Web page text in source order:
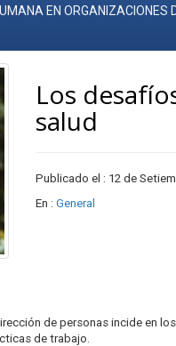
EN ORGANIZACIONES
Los
salud
Publicado el : 12 de
En : General
de personas incide en
de trabajo.